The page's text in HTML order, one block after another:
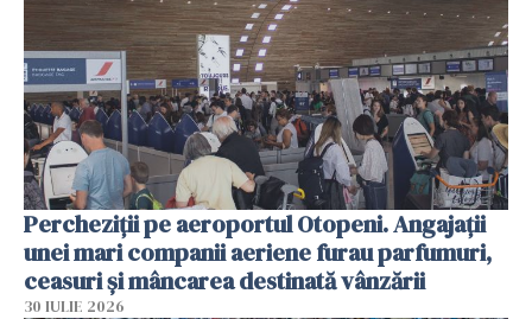
Percheziții pe aeroportul Otopeni. Angajații
unei mari companii aeriene furau parfumuri,
ceasuri și mâncarea destinată vânzării
30 IULIE 2026